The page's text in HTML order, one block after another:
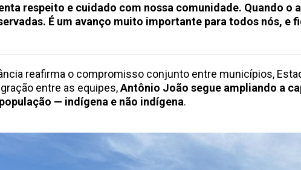
respeito e cuidado com nossa comunidade. Quando
É um avanço muito importante para todos nós, e
reafirma o compromisso conjunto entre municípios,
entre as equipes,Antônio João segue ampliando a
— indígena e não indígena.